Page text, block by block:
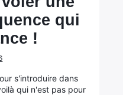
qui
!
s'introduire dans
qui n'est pas pour